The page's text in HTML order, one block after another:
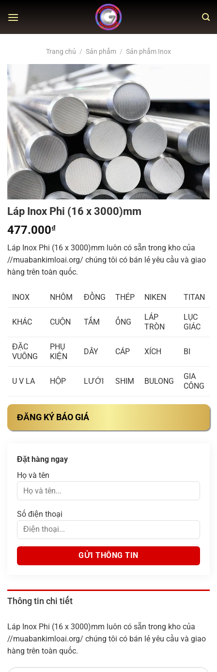
Trang chủ / Sản phẩm / Sản phẩm Inox
Láp Inox Phi (16 x 3000)mm
477.000₫
Láp Inox Phi (16 x 3000)mm luôn có sẵn trong kho của
//muabankimloai.org/ chúng tôi có bán lẻ yêu cầu và giao
hàng trên toàn quốc.
INOX NHÔM ĐỒNG THÉP NIKEN TITAN
KHÁC CUỘN TẤM ỐNG
LÁP
TRÒN
LỤC
GIÁC
ĐẶC
VUÔNG
PHỤ
KIỆN
DÂY CÁP XÍCH BI
U V LA HỘP LƯỚI SHIM BULONG
GIA
CÔNG
ĐĂNG KÝ BÁO GIÁ
Đặt hàng ngay
Họ và tên
Số điện thoại
Thông tin chi tiết
Láp Inox Phi (16 x 3000)mm luôn có sẵn trong kho của
//muabankimloai.org/ chúng tôi có bán lẻ yêu cầu và giao
hàng trên toàn quốc.